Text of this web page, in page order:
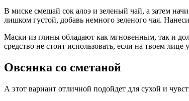
В миске смешай сок алоэ и зеленый чай, а затем
лишком густой, добавь немного зеленого чая.
Маски из глины обладают как мгновенным, так и
средство не стоит использовать, если на твоем
Овсянка со сметаной
А этот вариант отличной подойдет для сухой и